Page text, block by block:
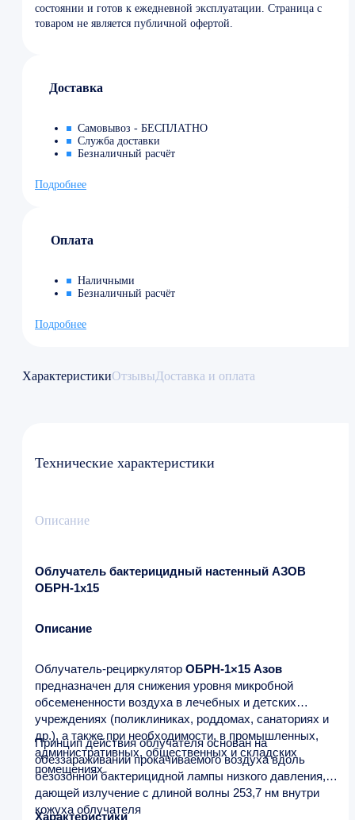
состоянии и готов к ежедневной эксплуатации. Страница с
товаром не является публичной офертой.
Доставка
Самовывоз - БЕСПЛАТНО
Служба доставки
Безналичный расчёт
Подробнее
Оплата
Наличными
Безналичный расчёт
Подробнее
ХарактеристикиОтзывыДоставка и оплата
Технические характеристики
Описание
Облучатель бактерицидный настенный АЗОВ
ОБРН-1х15
Описание
Облучатель-рециркулятор ОБРН-1×15 Азов
предназначен для снижения уровня микробной
обсемененности воздуха в лечебных и детских
учреждениях (поликлиниках, роддомах, санаториях и
др.), а также при необходимости, в промышленных,
административных, общественных и складских
помещениях
Принцип действия облучателя основан на
обеззараживании прокачиваемого воздуха вдоль
безозонной бактерицидной лампы низкого давления,
дающей излучение с длиной волны 253,7 нм внутри
кожуха облучателя
Характеристики